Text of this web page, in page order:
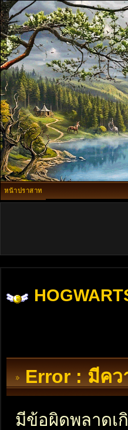
หน้าปราสาท
Error : มีคว
มีข้อผิดพลาดเ